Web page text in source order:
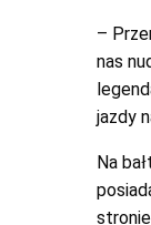
–
nas
jazdy
Na